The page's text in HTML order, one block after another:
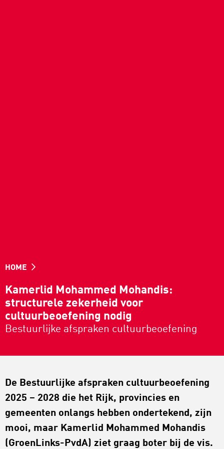
HOME
Kamerlid Mohammed Mohandis:
structurele zekerheid voor
cultuurbeoefening nodig
Bestuurlijke afspraken cultuurbeoefening
De Bestuurlijke afspraken cultuurbeoefening
2025 – 2028 die het Rijk, provincies en
gemeenten onlangs hebben ondertekend, zijn
mooi, maar Kamerlid Mohammed Mohandis
(GroenLinks-PvdA) ziet graag boter bij de vis.